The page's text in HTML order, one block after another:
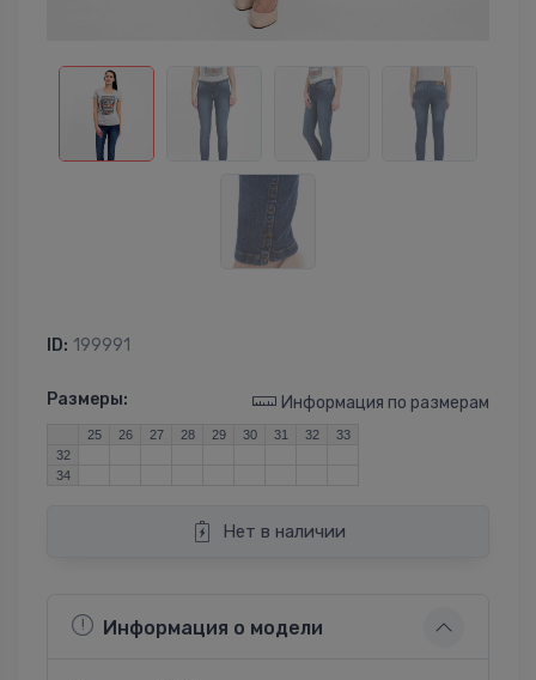
ID: 199991
Размеры: Информация по размерам
25 26 27 28 29 30 31 32
33
32
34
Нет в наличии
Информация о модели